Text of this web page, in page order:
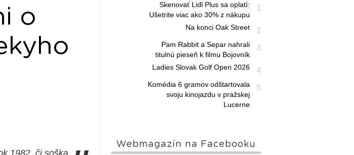
o
1982, či soška
1
Skenovať Lidl Plus sa oplatí:
Ušetrite viac ako 30% z nákupu
2
Na konci Oak Street
3
Pam Rabbit a Separ nahrali
titulnú pieseň k filmu Bojovník
4
Ladies Slovak Golf Open 2026
5
Komédia 6 gramov odštartovala
svoju kinojazdu v pražskej
Lucerne
Webmagazín na Facebooku